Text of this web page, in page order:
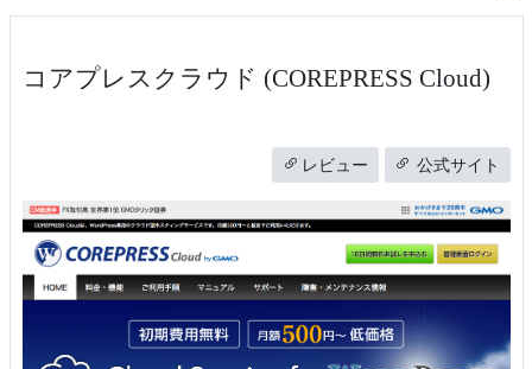
コアプレスクラウド (COREPRESS Cloud)
レビュー 公式サイト